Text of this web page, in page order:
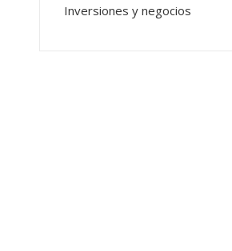
Inversiones y negocios